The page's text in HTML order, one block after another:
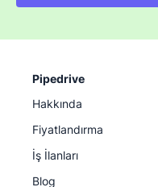
Pipedrive
Hakkında
Fiyatlandırma
İş İlanları
Blog